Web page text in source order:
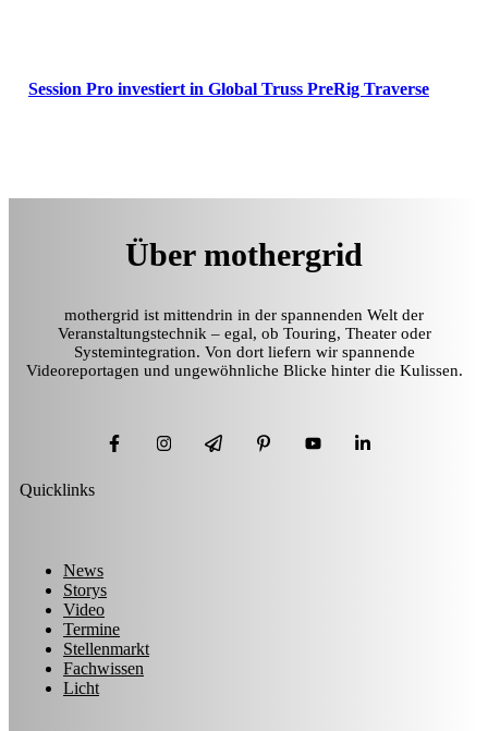
Session Pro investiert in Global Truss PreRig Traverse
Über mothergrid
mothergrid ist mittendrin in der spannenden Welt der
Veranstaltungstechnik – egal, ob Touring, Theater oder
Systemintegration. Von dort liefern wir spannende
Videoreportagen und ungewöhnliche Blicke hinter die Kulissen.
Quicklinks
News
Storys
Video
Termine
Stellenmarkt
Fachwissen
Licht